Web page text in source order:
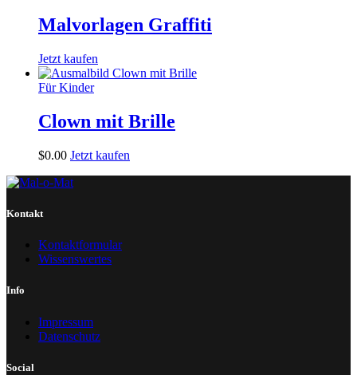
Malvorlagen Graffiti
Jetzt kaufen
Für Kinder
Clown mit Brille
$0.00 Jetzt kaufen
Kontakt
Kontaktformular
Wissenswertes
Info
Impressum
Datenschutz
Social